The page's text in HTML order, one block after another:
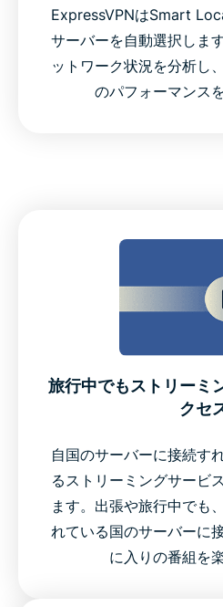
ExpressVPNはSmart
サーバーを自動選択しま
ットワーク状況を分析し
のパフォーマンス
旅行中でもストリーミ
クセ
自国のサーバーに接続す
るストリーミングサービ
ます。出張や旅行中でも
れている国のサーバーに
に入りの番組を